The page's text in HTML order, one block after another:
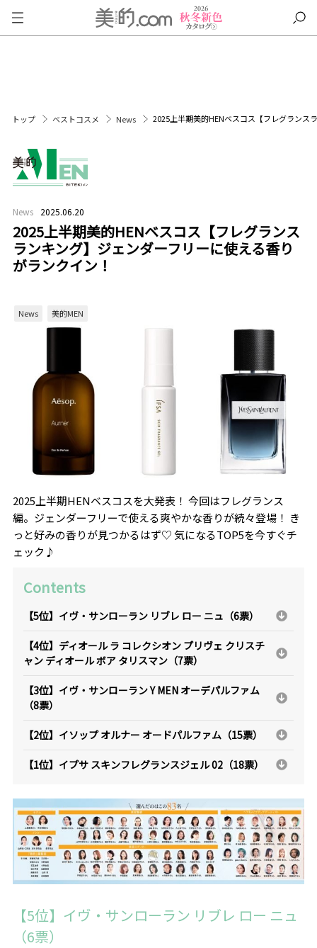
トップ ベストコスメ News 2025上半期美的HENベスコス【フレグランス
News 2025.06.20
2025上半期美的HENベスコス【フレグランス
ランキング】ジェンダーフリーに使える香り
がランクイン！
News 美的MEN
2025上半期HENベスコスを大発表！ 今回はフレグランス
編。ジェンダーフリーで使える爽やかな香りが続々登場！ き
っと好みの香りが見つかるはず♡ 気になるTOP5を今すぐチ
ェック♪
Contents
【5位】イヴ・サンローラン リブレ ロー ニュ（6票）
【4位】ディオール ラ コレクシオン プリヴェ クリスチ
ャン ディオール ボア タリスマン（7票）
【3位】イヴ・サンローラン Y MEN オーデパルファム
（8票）
【2位】イソップ オルナー オードパルファム（15票）
【1位】イプサ スキンフレグランスジェル 02（18票）
【5位】イヴ・サンローラン リブレ ロー ニュ
（6票）